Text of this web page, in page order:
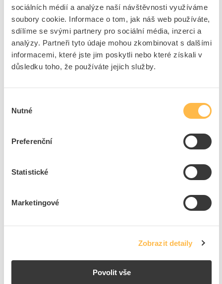
sociálních médií a analýze naší návštěvnosti využíváme
soubory cookie. Informace o tom, jak náš web používáte,
sdílíme se svými partnery pro sociální média, inzerci a
analýzy. Partneři tyto údaje mohou zkombinovat s dalšími
informacemi, které jste jim poskytli nebo které získali v
důsledku toho, že používáte jejich služby.
souhlasu
Nutné
Preferenční
Statistické
Marketingové
Zobrazit detaily
Povolit vše
Kód výrobce
871869647489100
Značka
PHILIPS
Cena s DPH
12
Kód výrobce
Cena s DPH
648,92 Kč/ks
ks do košíku
Tento produkt je v balení po 10 ks